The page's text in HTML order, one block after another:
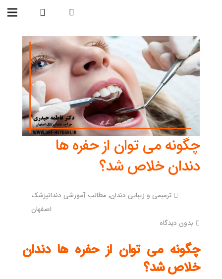
چگونه می توان از حفره ها
دندان خلاص شد؟
ترمیمی و زیبایی دندان, مطالب آموزشی دندانپزشک
اصفهان
بدون دیدگاه
چگونه می توان از حفره ها دندان
خلاص شد؟